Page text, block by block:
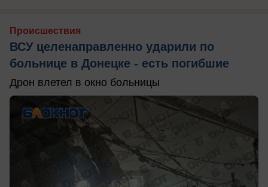
Происшествия
ВСУ целенаправленно ударили по
больнице в Донецке - есть погибшие
Дрон влетел в окно больницы